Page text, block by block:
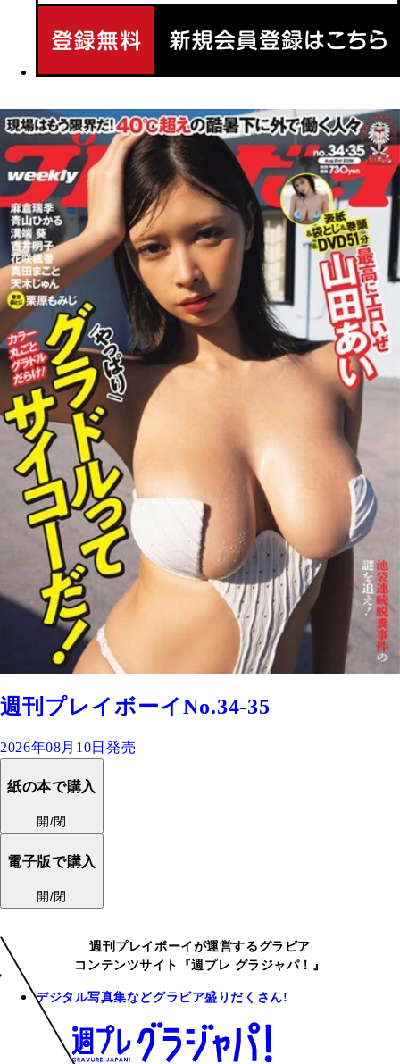
週刊プレイボーイNo.34-35
2026年08月10日発売
紙の本で購入
開/閉
電子版で購入
開/閉
週刊プレイボーイが運営するグラビア
コンテンツサイト『週プレ グラジャパ！』
デジタル写真集などグラビア盛りだくさん!